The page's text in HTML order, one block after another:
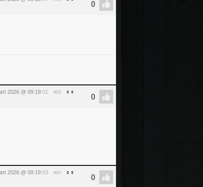
2026 @ 09:19:01 #59
2026 @ 09:19:03 #60